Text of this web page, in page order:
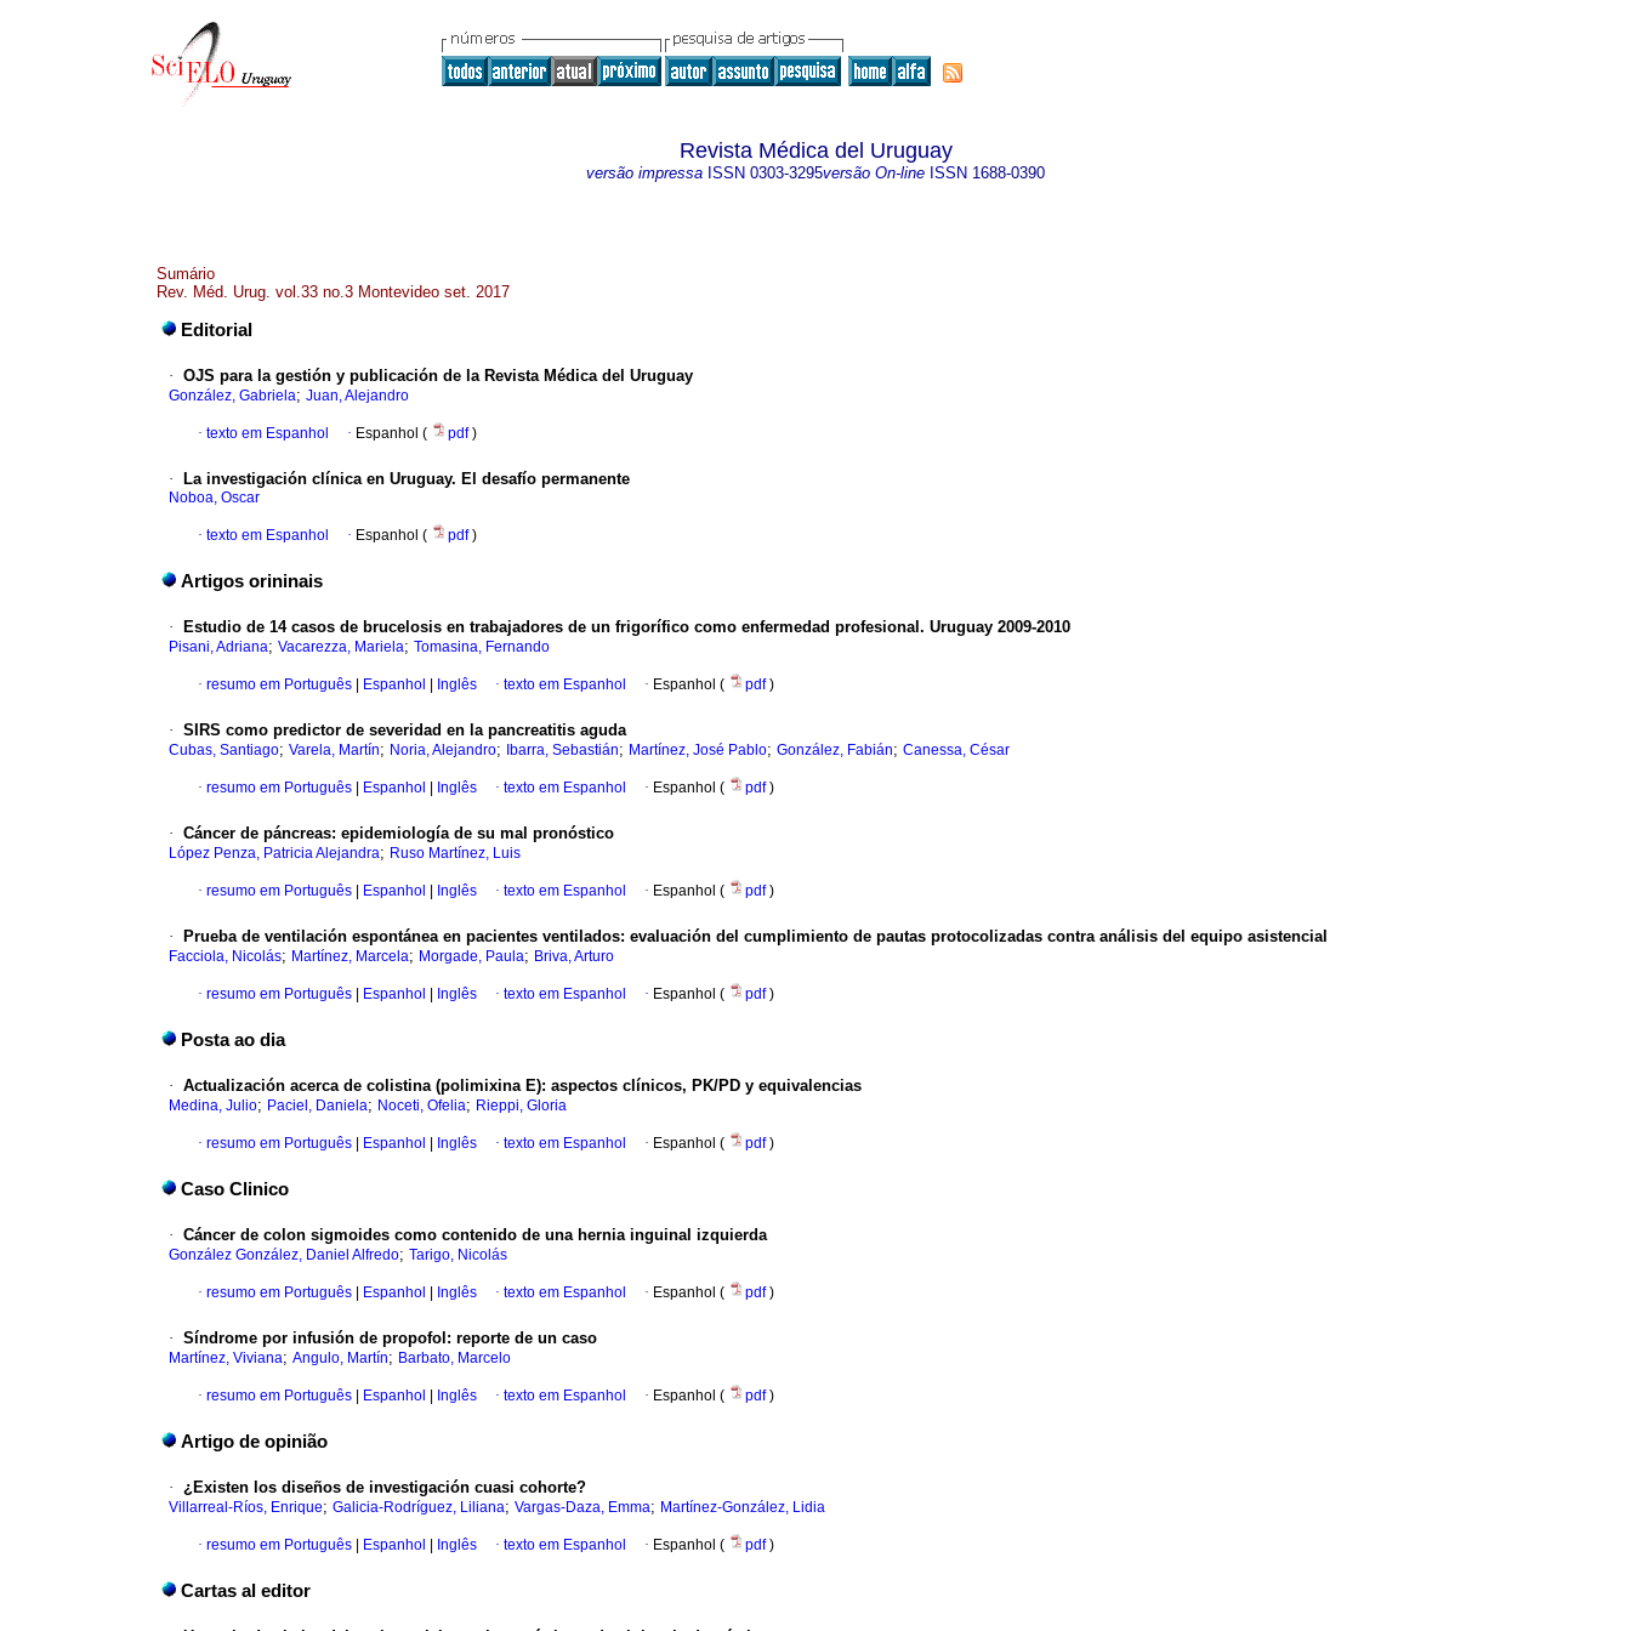
Revista Médica del Uruguay
versão impressa ISSN 0303-3295versão On-line ISSN 1688-0390
Sumário
Rev. Méd. Urug. vol.33 no.3 Montevideo set. 2017
Editorial
· OJS para la gestión y publicación de la Revista Médica del Uruguay
González, Gabriela; Juan, Alejandro
· texto em Espanhol · Espanhol ( pdf)
· La investigación clínica en Uruguay. El desafío permanente
Noboa, Oscar
· texto em Espanhol · Espanhol ( pdf)
Artigos orininais
· Estudio de 14 casos de brucelosis en trabajadores de un frigorífico como enfermedad profesional. Uruguay 2009-2010
Pisani, Adriana; Vacarezza, Mariela; Tomasina, Fernando
· resumo em Português Espanhol Inglês · texto em Espanhol · Espanhol ( pdf)
· SIRS como predictor de severidad en la pancreatitis aguda
Cubas, Santiago; Varela, Martín; Noria, Alejandro; Ibarra, Sebastián; Martínez, José Pablo; González, Fabián; Canessa, César
· resumo em Português Espanhol Inglês · texto em Espanhol · Espanhol ( pdf)
· Cáncer de páncreas: epidemiología de su mal pronóstico
López Penza, Patricia Alejandra; Ruso Martínez, Luis
· resumo em Português Espanhol Inglês · texto em Espanhol · Espanhol ( pdf)
· Prueba de ventilación espontánea en pacientes ventilados: evaluación del cumplimiento de pautas protocolizadas contra análisis del equipo asistencial
Facciola, Nicolás; Martínez, Marcela; Morgade, Paula; Briva, Arturo
· resumo em Português Espanhol Inglês · texto em Espanhol · Espanhol ( pdf)
Posta ao dia
· Actualización acerca de colistina (polimixina E): aspectos clínicos, PK/PD y equivalencias
Medina, Julio; Paciel, Daniela; Noceti, Ofelia; Rieppi, Gloria
· resumo em Português Espanhol Inglês · texto em Espanhol · Espanhol ( pdf)
Caso Clinico
· Cáncer de colon sigmoides como contenido de una hernia inguinal izquierda
González González, Daniel Alfredo; Tarigo, Nicolás
· resumo em Português Espanhol Inglês · texto em Espanhol · Espanhol ( pdf)
· Síndrome por infusión de propofol: reporte de un caso
Martínez, Viviana; Angulo, Martín; Barbato, Marcelo
· resumo em Português Espanhol Inglês · texto em Espanhol · Espanhol ( pdf)
Artigo de opinião
· ¿Existen los diseños de investigación cuasi cohorte?
Villarreal-Ríos, Enrique; Galicia-Rodríguez, Liliana; Vargas-Daza, Emma; Martínez-González, Lidia
· resumo em Português Espanhol Inglês · texto em Espanhol · Espanhol ( pdf)
Cartas al editor